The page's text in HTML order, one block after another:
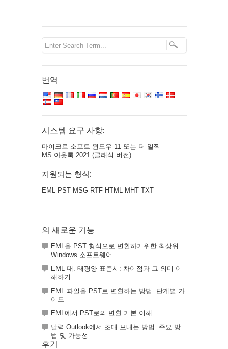
번역
시스템 요구 사항:
마이크로 소프트 윈도우 11 또는 더 일찍
MS 아웃룩 2021 (클래식 버전)
지원되는 형식:
EML PST MSG RTF HTML MHT TXT
의 새로운 기능
EML을 PST 형식으로 변환하기위한 최상위
Windows 소프트웨어
EML 대. 태평양 표준시: 차이점과 그 의미 이
해하기
EML 파일을 PST로 변환하는 방법: 단계별 가
이드
EML에서 PST로의 변환 기본 이해
달력 Outlook에서 초대 보내는 방법: 주요 방
법 및 가능성
후기